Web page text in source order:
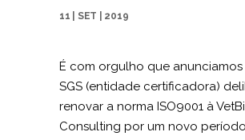
11 | SET | 2019
É com orgulho que
SGS (entidade certificadora)
renovar a norma ISO9001 à
Consulting por um novo